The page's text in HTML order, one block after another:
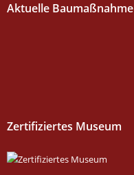
Aktuelle Baumaßnahme
Zertifiziertes Museum